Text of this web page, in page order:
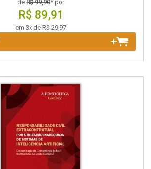
de R$ 99,90* por
R$ 89,91
em 3x de R$ 29,97